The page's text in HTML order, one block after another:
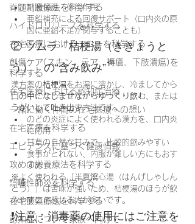
脊髄刺激療法を科学する
ハイドロリリースを科学する
在宅医療におけるエコーを科学する
創傷ケア(スキン テア、褥瘡、下肢潰瘍)を
科学する
在宅医療における認知症治療
一緒に働く仲間の在宅医療への想い
在宅医療を科学する
エビデンスに基づく健康情報
攻めの栄養療法を科学する
誤嚥性肺炎を科学する
在宅酸素療法を科学する
認知症について家族へ向けて
粘膜保護・修復作用
亜鉛補充による回復サポート（口内炎の原
因に亜鉛不足が関与することも）
② ツムラ「桔梗湯（ききょうと
う）」の“含み飲み”
漢方薬の桔梗湯をお湯に溶かし、冷ましてから
口の中になじませながらゆっくり飲む 、または
うがいして吐き出す方法です。
のどの炎症によく使われる漢方を、口内炎
に応用
甘草の自然な甘みで、比較的飲みやすい
食事がとれない、内服が難しい方にもおす
すめ
※よく使われる「半夏瀉心湯（はんげしゃしん
とう）」は苦味が強いため、桔梗湯のほうが飲
みやすいと感じる方が多いです。
❗注意：消毒薬の使用にはご注意を